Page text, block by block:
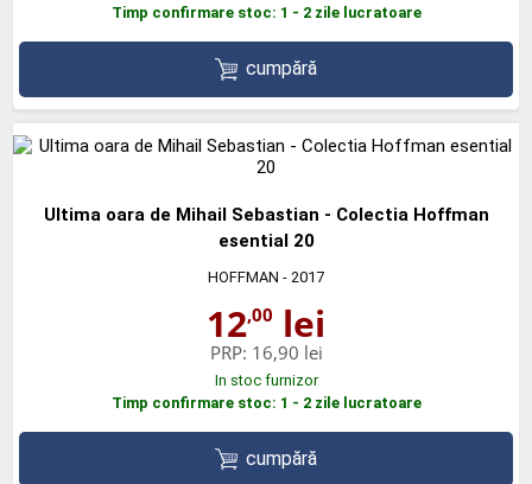
Timp confirmare stoc: 1 - 2 zile lucratoare
cumpără
Ultima oara de Mihail Sebastian - Colectia Hoffman
esential 20
HOFFMAN - 2017
12,00 lei
PRP: 16,90 lei
In stoc furnizor
Timp confirmare stoc: 1 - 2 zile lucratoare
cumpără